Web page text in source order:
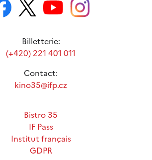
Billetterie:
(+420) 221 401 011
Contact:
kino35@ifp.cz
Bistro 35
IF Pass
Institut français
GDPR